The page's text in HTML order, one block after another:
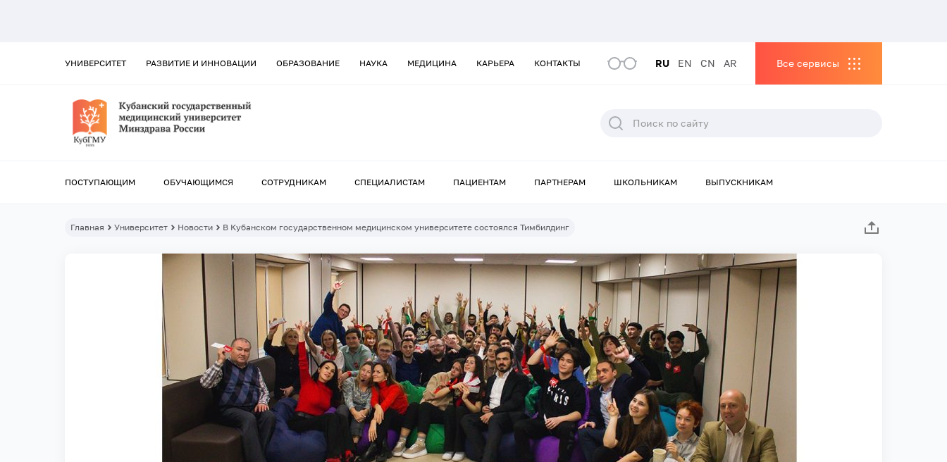
УНИВЕРСИТЕТ РАЗВИТИЕ И ИННОВАЦИИ ОБРАЗОВАНИЕ НАУКА МЕДИЦИНА КАРЬЕРА КОНТАКТЫ RU EN CN AR Все сервисы
ПОСТУПАЮЩИМ ОБУЧАЮЩИМСЯ СОТРУДНИКАМ СПЕЦИАЛИСТАМ ПАЦИЕНТАМ ПАРТНЕРАМ ШКОЛЬНИКАМ ВЫПУСКНИКАМ
Главная Университет Новости В Кубанском государственном медицинском университете состоялся Тимбилдинг